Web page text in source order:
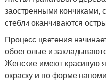
заостренными кончиками,
стебли оканчиваются
Процесс цветения
обоеполые и
Женские имеют красивую
окраску и по форме